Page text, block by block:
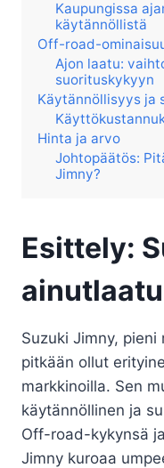
Kaupungissa
käytännöllistä
Off-road-
Ajon laatu:
suorituskykyyn
Käytännöllisyys ja
Hinta ja arvo
Johtopäätös:
Jimny?
Esittely:
Suzuki Jimny,
pitkään ollut
markkinoilla. Sen
käytännöllinen ja
Off-road-kykynsä
Jimny kuroaa